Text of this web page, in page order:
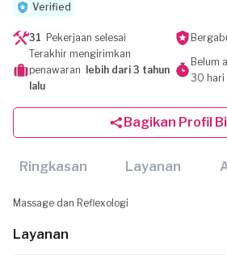
Verified
31 Pekerjaan selesai
Terakhir mengirimkan
penawaran
lebih dari 3 tahun
lalu
Belum
30 hari
Bagikan Profil
Ringkasan Layanan
Massage dan Reflexologi
Layanan